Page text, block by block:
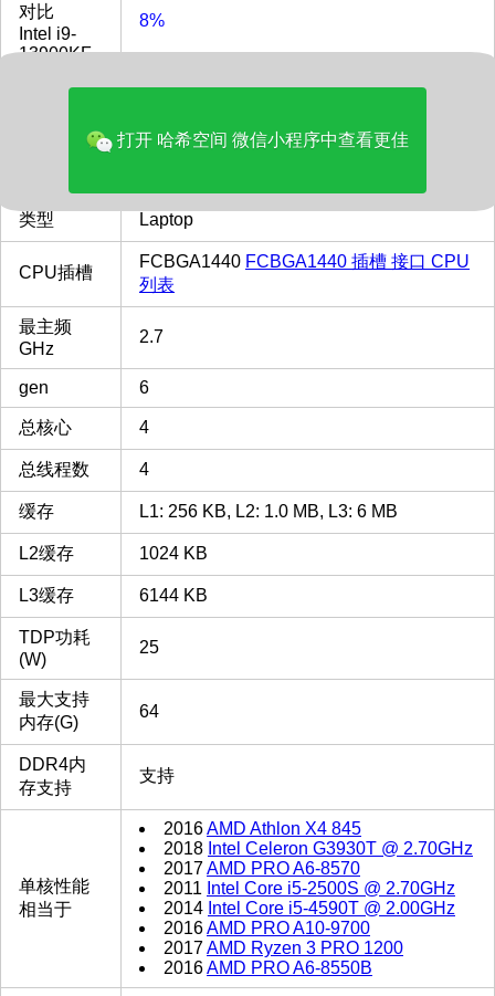
对比
Intel i9-
13900KF
8%
价格(美元) 250.00
Intel
类型 Laptop
CPU插槽
FCBGA1440 FCBGA1440 插槽 接口 CPU
列表
最主频
GHz
2.7
gen 6
总核心 4
总线程数 4
缓存 L1: 256 KB, L2: 1.0 MB, L3: 6 MB
L2缓存 1024 KB
L3缓存 6144 KB
TDP功耗
(W)
25
最大支持
内存(G)
64
DDR4内
存支持
支持
单核性能
相当于
2016AMD Athlon X4 845
2018 Intel Celeron G3930T @ 2.70GHz
2017AMD PRO A6-8570
2011 Intel Core i5-2500S @ 2.70GHz
2014 Intel Core i5-4590T @ 2.00GHz
2016AMD PRO A10-9700
2017AMD Ryzen 3 PRO 1200
2016AMD PRO A6-8550B
打开 哈希空间 微信小程序中查看更佳